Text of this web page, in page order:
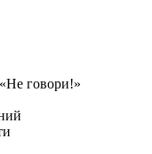
говори!»